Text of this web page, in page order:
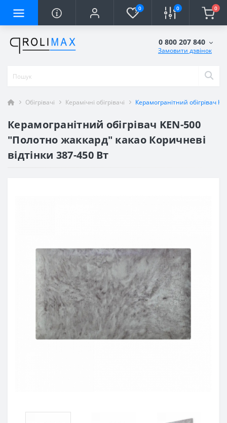
0 0 0
0 800 207 840
Замовити дзвінок
Обігрівачі Керамічні обігрівачі Керамогранітний обігрівач
Керамогранітний обігрівач KEN-500
"Полотно жаккард" какао Коричневі
відтінки 387-450 Вт